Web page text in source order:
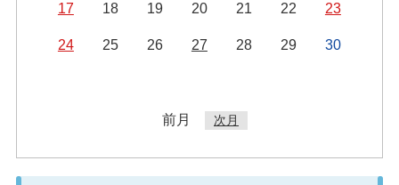
17 18 19 20 21 22 23
24 25 26 27 28 29 30
前月 次月